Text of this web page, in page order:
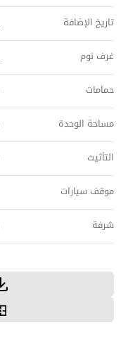
تاريخ الإضافة
غرف نوم
حمامات
مساحة الوحدة
التأثيث
موقف سيارات
شرفة